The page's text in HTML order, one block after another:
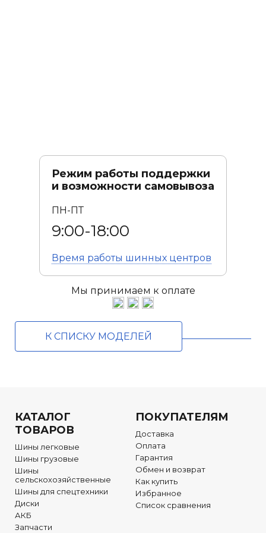
Режим работы поддержки
и возможности самовывоза
ПН-ПТ
9:00-18:00
Время работы шинных центров
Мы принимаем к оплате
К СПИСКУ МОДЕЛЕЙ
КАТАЛОГ
ТОВАРОВ
Шины легковые
Шины грузовые
Шины
сельскохозяйственные
Шины для спецтехники
Диски
АКБ
Запчасти
ПОКУПАТЕЛЯМ
Доставка
Оплата
Гарантия
Обмен и возврат
Как купить
Избранное
Список сравнения